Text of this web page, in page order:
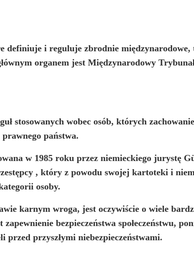
definiuje i reguluje zbrodnie
organem jest Międzynarodowy
stosowanych wobec osób, których
państwa.
w 1985 roku przez niemieckiego jurystę
, który z powodu swojej kartoteki i
osoby.
karnym wroga, jest oczywiście o wiele
bezpieczeństwa społeczeństwu,
przyszłymi niebezpieczeństwami.